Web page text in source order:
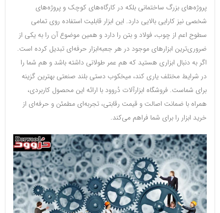
پروژه‌های بزرگ ساختمانی بلکه در کارگاه‌های کوچک و پروژه‌های
شخصی نیز کارایی بالایی دارد. این ابزار قابلیت استفاده روی تمامی
سطوح اعم از چوب، فولاد و بتن را دارد و همین موضوع آن را به یکی از
ضروری‌ترین ابزارهای موجود در هر جعبه‌ابزار حرفه‌ای تبدیل کرده است.
اگر به دنبال ابزاری هستید که هم عمر طولانی داشته باشد و هم شما را
در شرایط مختلف یاری کند، میخکوب دستی بلند صنعتی بهترین گزینه
برای شماست. فروشگاه ابزارآلات دُروود با ارائه این محصول کاربردی،
همراه با ضمانت اصالت و قیمت رقابتی، تجربه‌ای مطمئن و حرفه‌ای از
خرید ابزار را برای شما فراهم می‌کند.